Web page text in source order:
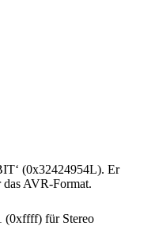
(0x32424954L). Er
AVR-Format.
(0xffff) für Stereo